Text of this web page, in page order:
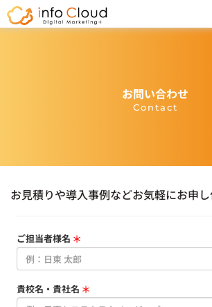
お問い合わせ
Contact
お見積りや導入事例などお気軽にお申し
ご担当者様名 ＊
貴校名・貴社名 ＊